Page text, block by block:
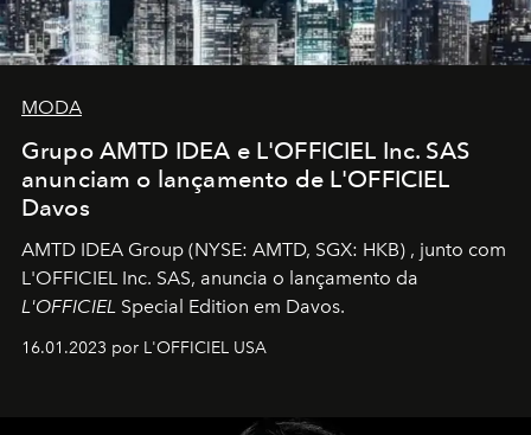
MODA
Grupo AMTD IDEA e L'OFFICIEL Inc. SAS
anunciam o lançamento de L'OFFICIEL
Davos
AMTD IDEA Group (NYSE: AMTD, SGX: HKB) , junto com
L'OFFICIEL Inc. SAS, anuncia o lançamento da
L'OFFICIEL Special Edition em Davos.
16.01.2023 por L'OFFICIEL USA